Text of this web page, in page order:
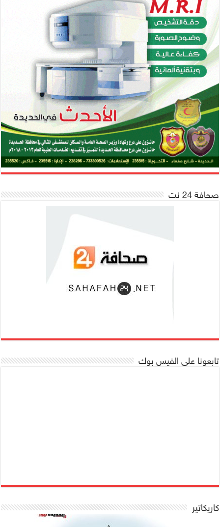
صحافة 24 نت
تابعونا على الفيس بوك
كاريكاتير